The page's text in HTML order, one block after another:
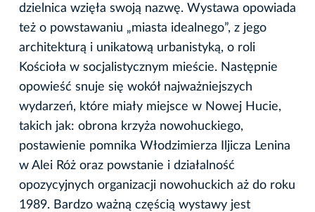
dzielnica wzięła swoją nazwę. Wystawa opowiada
też o powstawaniu „miasta idealnego”, z jego
architekturą i unikatową urbanistyką, o roli
Kościoła w socjalistycznym mieście. Następnie
opowieść snuje się wokół najważniejszych
wydarzeń, które miały miejsce w Nowej Hucie,
takich jak: obrona krzyża nowohuckiego,
postawienie pomnika Włodzimierza Iljicza Lenina
w Alei Róż oraz powstanie i działalność
opozycyjnych organizacji nowohuckich aż do roku
1989. Bardzo ważną częścią wystawy jest